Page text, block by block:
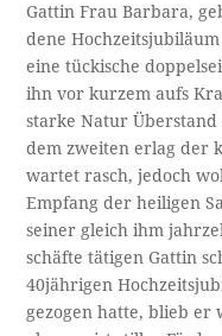
Gattin Frau Barbara,
dene
eine tückische
ihn vor kurzem aufs
starke Natur
dem zweiten erlag der
wartet rasch, jedoch
Empfang der heiligen
seiner gleich ihm
schäfte tätigen Gattin
40jährigen
gezogen hatte, blieb